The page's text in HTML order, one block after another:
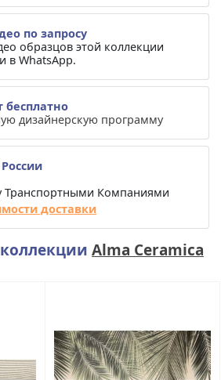
по запросу
образцов этой коллекции
в WhatsApp.
бесплатно
дизайнерскую программу
Транспортными Компаниями
доставки
Alma Ceramica